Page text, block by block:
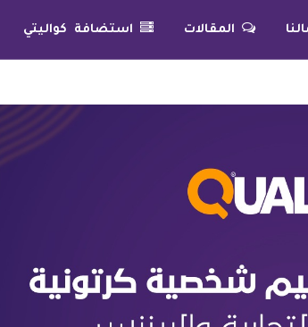
المقالات استضافة كواليتي